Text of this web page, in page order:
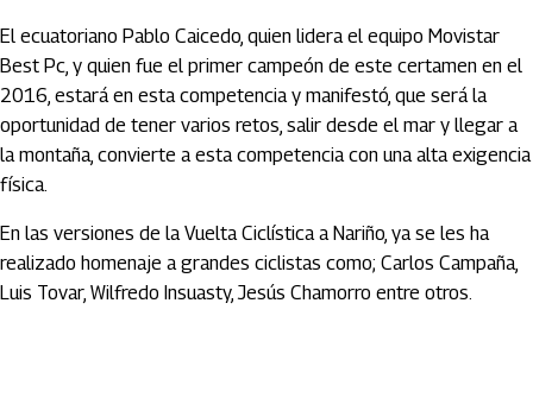
El ecuatoriano Pablo Caicedo, quien lidera el equipo Movistar
Best Pc, y quien fue el primer campeón de este certamen en el
2016, estará en esta competencia y manifestó, que será la
oportunidad de tener varios retos, salir desde el mar y llegar a
la montaña, convierte a esta competencia con una alta exigencia
física.
En las versiones de la Vuelta Ciclística a Nariño, ya se les ha
realizado homenaje a grandes ciclistas como; Carlos Campaña,
Luis Tovar, Wilfredo Insuasty, Jesús Chamorro entre otros.